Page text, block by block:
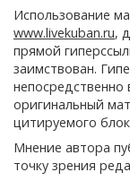
Использование
www.livekuban.ru,
прямой
заимствован.
оригинальный
цитируемого
Мнение автора
точку зрения